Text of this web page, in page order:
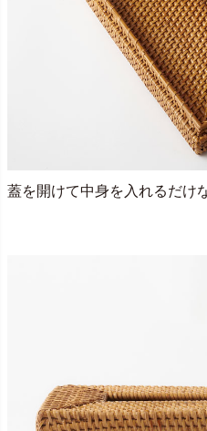
蓋を開けて中身を入れるだけ